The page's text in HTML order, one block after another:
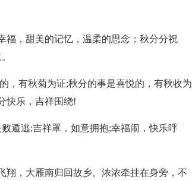
福，甜美的记忆，温柔的思念；秋分分祝
，有秋菊为证;秋分的事是喜悦的，有秋收为
快乐，吉祥围绕!
遁逃;吉祥罩，如意拥抱;幸福闹，快乐呼
翔，大雁南归回故乡。浓浓牵挂在身旁，不